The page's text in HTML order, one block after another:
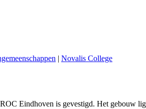
| Novalis College
Eindhoven is gevestigd. Het gebouw